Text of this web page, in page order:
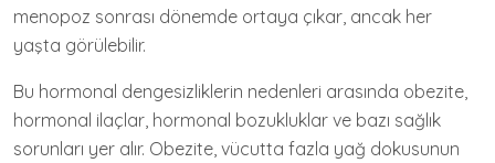
menopoz sonrası dönemde ortaya çıkar, ancak her
yaşta görülebilir.
Bu hormonal dengesizliklerin nedenleri arasında obezite,
hormonal ilaçlar, hormonal bozukluklar ve bazı sağlık
sorunları yer alır. Obezite, vücutta fazla yağ dokusunun